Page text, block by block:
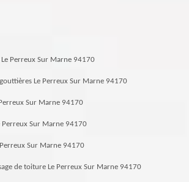
Perreux Sur Marne 94170
Le Perreux Sur Marne 94170
Sur Marne 94170
Perreux Sur Marne 94170
Sur Marne 94170
de toiture Le Perreux Sur Marne 94170